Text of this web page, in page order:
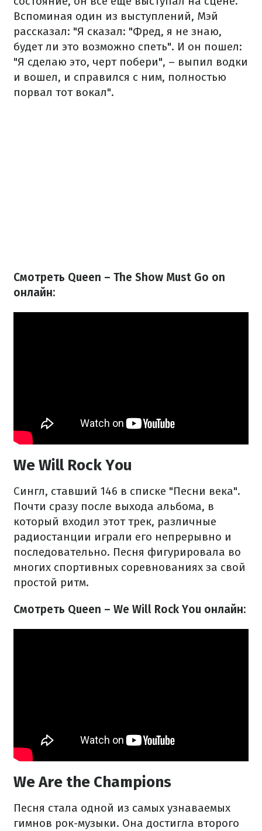
Вспоминая один из выступлений, Мэй
рассказал: "Я сказал: "Фред, я не знаю,
будет ли это возможно спеть". И он пошел:
"Я сделаю это, черт побери", – выпил водки
и вошел, и справился с ним, полностью
порвал тот вокал".
Смотреть Queen – The Show Must Go on
онлайн:
We Will Rock You
Сингл, ставший 146 в списке "Песни века".
Почти сразу после выхода альбома, в
который входил этот трек, различные
радиостанции играли его непрерывно и
последовательно. Песня фигурировала во
многих спортивных соревнованиях за свой
простой ритм.
Смотреть Queen – We Will Rock You онлайн:
We Are the Champions
Песня стала одной из самых узнаваемых
гимнов рок-музыки. Она достигла второго